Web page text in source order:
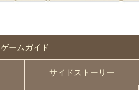
ゲームガイド
サイドストーリー